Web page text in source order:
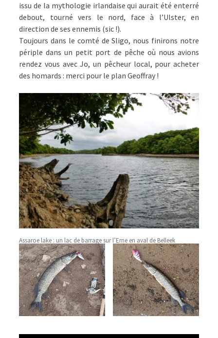
issu de la mythologie irlandaise qui aurait été enterré
debout, tourné vers le nord, face à l’Ulster, en
direction de ses ennemis (sic !).
Toujours dans le comté de Sligo, nous finirons notre
périple dans un petit port de pêche où nous avions
rendez vous avec Jo, un pêcheur local, pour acheter
des homards : merci pour le plan Geoffray !
Assaroe lake : un lac de barrage sur l’Erne en aval de Belleek